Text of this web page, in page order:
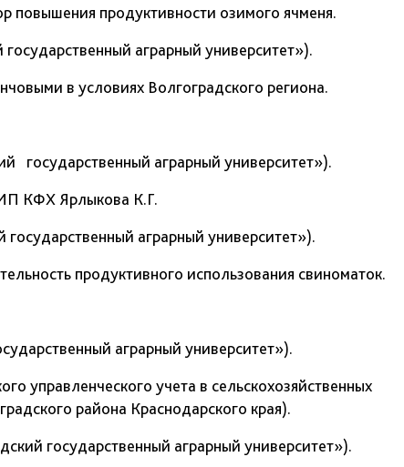
повышения продуктивности озимого ячменя.
аграрный университет»).
в условиях Волгоградского региона.
государственный аграрный университет»).
ИП КФХ Ярлыкова К.Г.
аграрный университет»).
продуктивного использования свиноматок.
аграрный университет»).
управленческого учета в сельскохозяйственных
района Краснодарского края).
государственный аграрный университет»).